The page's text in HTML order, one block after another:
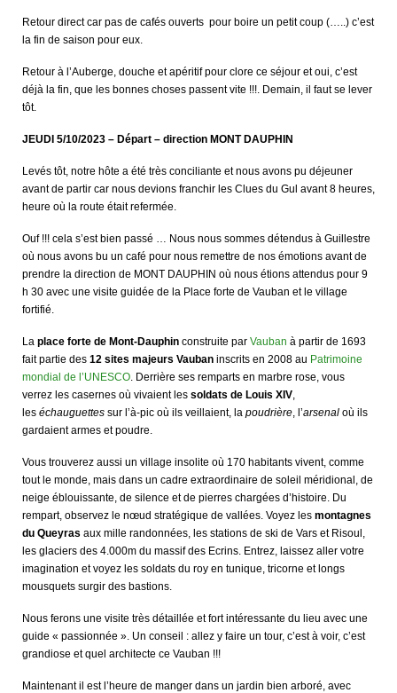
Retour direct car pas de cafés ouverts pour boire un petit coup (…..) c’est
la fin de saison pour eux.
Retour à l’Auberge, douche et apéritif pour clore ce séjour et oui, c’est
déjà la fin, que les bonnes choses passent vite !!!. Demain, il faut se lever
tôt.
JEUDI 5/10/2023 – Départ – direction MONT DAUPHIN
Levés tôt, notre hôte a été très conciliante et nous avons pu déjeuner
avant de partir car nous devions franchir les Clues du Gul avant 8 heures,
heure où la route était refermée.
Ouf !!! cela s’est bien passé … Nous nous sommes détendus à Guillestre
où nous avons bu un café pour nous remettre de nos émotions avant de
prendre la direction de MONT DAUPHIN où nous étions attendus pour 9
h 30 avec une visite guidée de la Place forte de Vauban et le village
fortifié.
La place forte de Mont-Dauphin construite par Vauban à partir de 1693
fait partie des 12 sites majeurs Vauban inscrits en 2008 au Patrimoine
mondial de l’UNESCO . Derrière ses remparts en marbre rose, vous
verrez les casernes où vivaient les soldats de Louis XIV
les échauguettes sur l’à-pic où ils veillaient, la poudrière , l’arsenal où ils
gardaient armes et poudre.
Vous trouverez aussi un village insolite où 170 habitants vivent, comme
tout le monde, mais dans un cadre extraordinaire de soleil méridional, de
neige éblouissante, de silence et de pierres chargées d’histoire. Du
rempart, observez le nœud stratégique de vallées. Voyez les montagnes
du Queyras aux mille randonnées, les stations de ski de Vars et Risoul,
les glaciers des 4.000m du massif des Ecrins. Entrez, laissez aller votre
imagination et voyez les soldats du roy en tunique, tricorne et longs
mousquets surgir des bastions.
Nous ferons une visite très détaillée et fort intéressante du lieu avec une
guide « passionnée ». Un conseil : allez y faire un tour, c’est à voir, c’est
grandiose et quel architecte ce Vauban !!!
Maintenant il est l’heure de manger dans un jardin bien arboré, avec